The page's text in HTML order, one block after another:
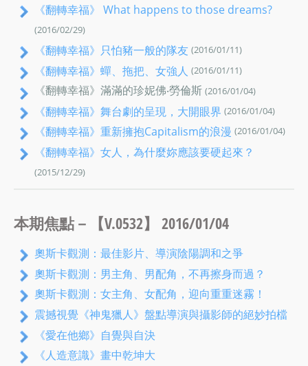
《翻轉幸福》 What happens to those dreams?
(2016/02/29)
《翻轉幸福》只怕豬一般的隊友 (2016/01/11)
《翻轉幸福》蟬、拖把、女強人 (2016/01/11)
《翻轉幸福》滿滿的珍妮佛‧勞倫斯 (2016/01/04)
《翻轉幸福》舞台劇的呈現，大開眼界 (2016/01/04)
《翻轉幸福》重新擁抱Capitalism的浪漫 (2016/01/04)
《翻轉幸福》女人，為什麼妳應該要硬起來？
(2015/12/29)
本期焦點－【V.0532】 2016/01/04
奧斯卡觀測：最佳影片、導演陰陽調和之爭
奧斯卡觀測：男主角、男配角，不再擦身而過？
奧斯卡觀測：女主角、女配角，迎向重重迷霧！
震撼視覺《神鬼獵人》盤點導演與攝影師的絕妙拍檔
《愛在他鄉》自覺與自決
《人造意識》畫中乾坤大